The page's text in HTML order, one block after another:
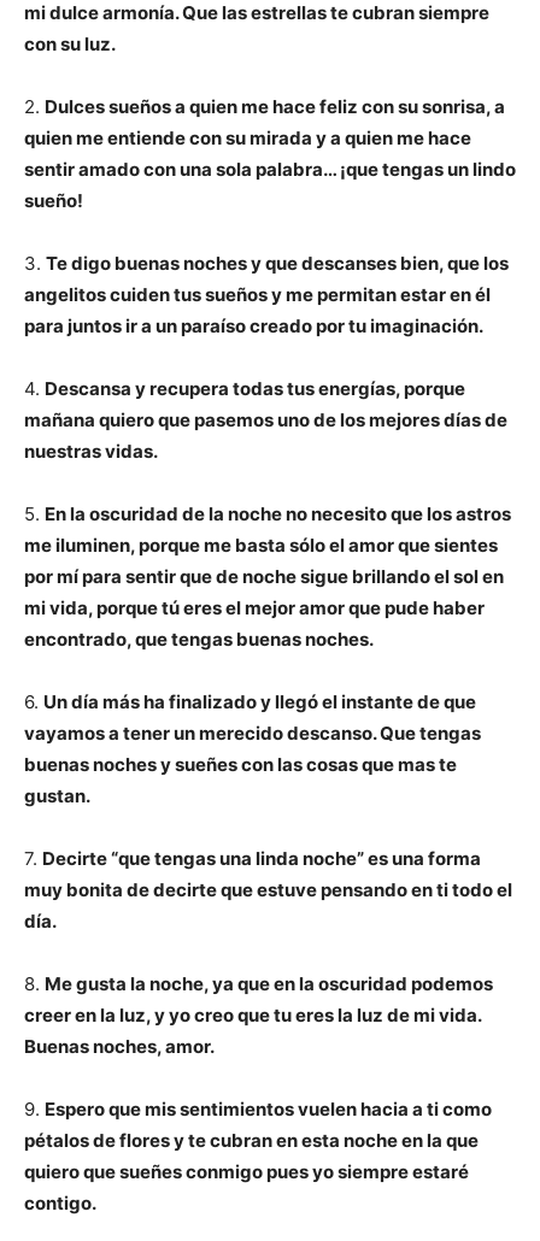
mi dulce armonía. Que las estrellas te cubran siempre
con su luz.
2. Dulces sueños a quien me hace feliz con su sonrisa, a
quien me entiende con su mirada y a quien me hace
sentir amado con una sola palabra… ¡que tengas un lindo
sueño!
3. Te digo buenas noches y que descanses bien, que los
angelitos cuiden tus sueños y me permitan estar en él
para juntos ir a un paraíso creado por tu imaginación.
4. Descansa y recupera todas tus energías, porque
mañana quiero que pasemos uno de los mejores días de
nuestras vidas.
5. En la oscuridad de la noche no necesito que los astros
me iluminen, porque me basta sólo el amor que sientes
por mí para sentir que de noche sigue brillando el sol en
mi vida, porque tú eres el mejor amor que pude haber
encontrado, que tengas buenas noches.
6. Un día más ha finalizado y llegó el instante de que
vayamos a tener un merecido descanso. Que tengas
buenas noches y sueñes con las cosas que mas te
gustan.
7. Decirte “que tengas una linda noche” es una forma
muy bonita de decirte que estuve pensando en ti todo el
día.
8. Me gusta la noche, ya que en la oscuridad podemos
creer en la luz, y yo creo que tu eres la luz de mi vida.
Buenas noches, amor.
9. Espero que mis sentimientos vuelen hacia a ti como
pétalos de flores y te cubran en esta noche en la que
quiero que sueñes conmigo pues yo siempre estaré
contigo.